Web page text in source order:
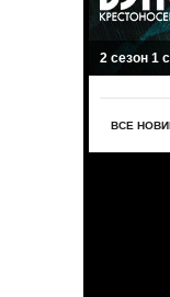
2 сезон 1
ВСЕ